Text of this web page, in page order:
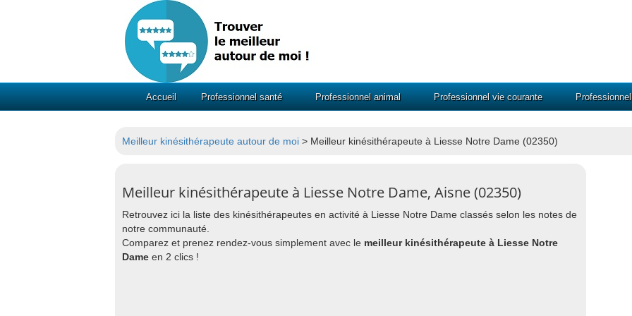
Accueil Professionnel santé Professionnel animal Professionnel vie courante
Meilleur kinésithérapeute autour de moi > Meilleur kinésithérapeute à Liesse Notre Dame (02350)
Meilleur kinésithérapeute à Liesse Notre Dame, Aisne (02350)
Retrouvez ici la liste des kinésithérapeutes en activité à Liesse Notre Dame classés selon les notes de
notre communauté.
Comparez et prenez rendez-vous simplement avec le meilleur kinésithérapeute à Liesse Notre
Dame en 2 clics !